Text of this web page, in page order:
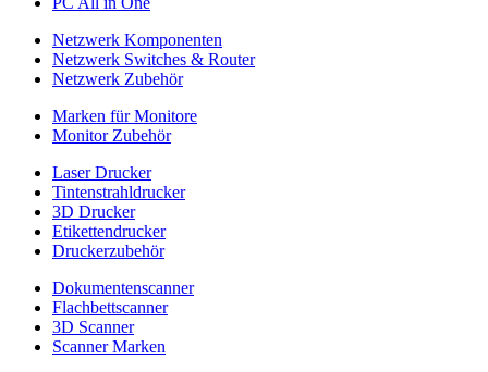
Netzwerk Komponenten
Netzwerk Switches & Router
Netzwerk Zubehör
Marken für Monitore
Monitor Zubehör
Laser Drucker
Tintenstrahldrucker
3D Drucker
Etikettendrucker
Druckerzubehör
Dokumentenscanner
Flachbettscanner
3D Scanner
Scanner Marken